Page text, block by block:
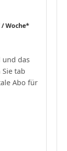
/ Woche*
und das
tab
Abo für